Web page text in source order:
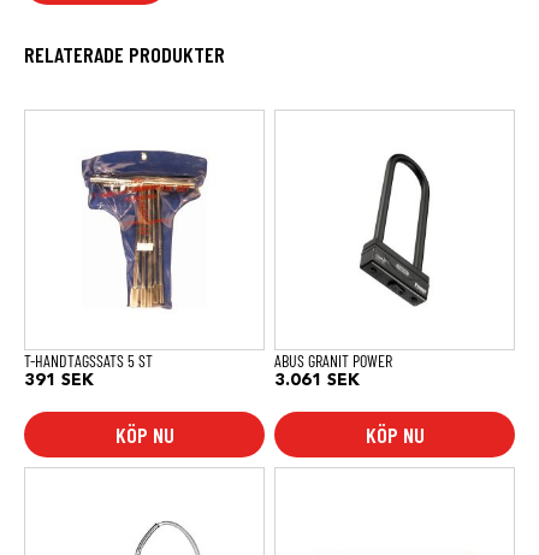
RELATERADE PRODUKTER
T-HANDTAGSSATS 5 ST
391 SEK
KÖP NU
ABUS GRANIT POWER
3.061 SEK
KÖP NU